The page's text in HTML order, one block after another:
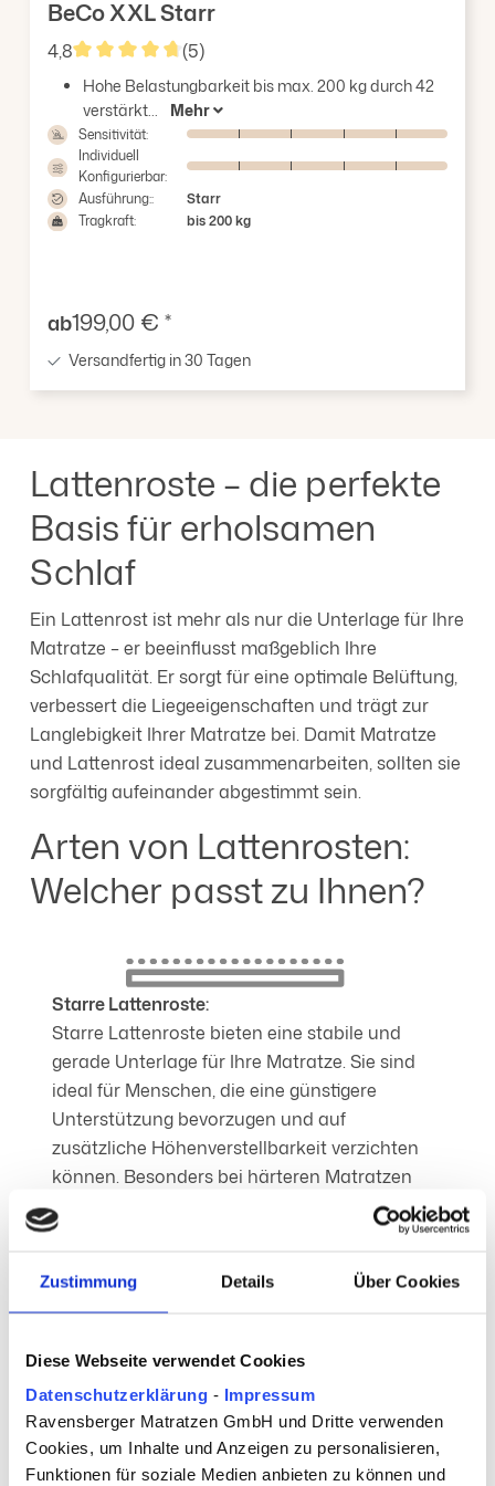
Zustimmung Details Über Cookies
Diese Webseite verwendet Cookies
Datenschutzerklärung - Impressum
Ravensberger Matratzen GmbH und Dritte verwenden
Cookies, um Inhalte und Anzeigen zu personalisieren,
Funktionen für soziale Medien anbieten zu können und
BeCo XXL Starr
4,8
Durchschnittliche Bewertung von 4.8 von 5
(5)
Hohe Belastungbarkeit bis max. 200 kg durch 42
verstärkt...
Mehr
Sensitivität:
Individuell
Konfigurierbar:
Ausführung::
Starr
Tragkraft:
bis 200 kg
Verkaufspreis:
ab199,00 € *
Versandfertig in 30 Tagen
Lattenroste – die perfekte
Basis für erholsamen
Schlaf
Ein Lattenrost ist mehr als nur die Unterlage für Ihre
Matratze – er beeinflusst maßgeblich Ihre
Schlafqualität. Er sorgt für eine optimale Belüftung,
verbessert die Liegeeigenschaften und trägt zur
Langlebigkeit Ihrer Matratze bei. Damit Matratze
und Lattenrost ideal zusammenarbeiten, sollten sie
sorgfältig aufeinander abgestimmt sein.
Arten von Lattenrosten:
Welcher passt zu Ihnen?
Starre Lattenroste:
Starre Lattenroste bieten eine stabile und
gerade Unterlage für Ihre Matratze. Sie sind
ideal für Menschen, die eine günstigere
Unterstützung bevorzugen und auf
zusätzliche Höhenverstellbarkeit verzichten
können. Besonders bei härteren Matratzen
oder für Personen ohne besondere
ergonomische Anforderungen sind
starre
Verstellbare Lattenroste: